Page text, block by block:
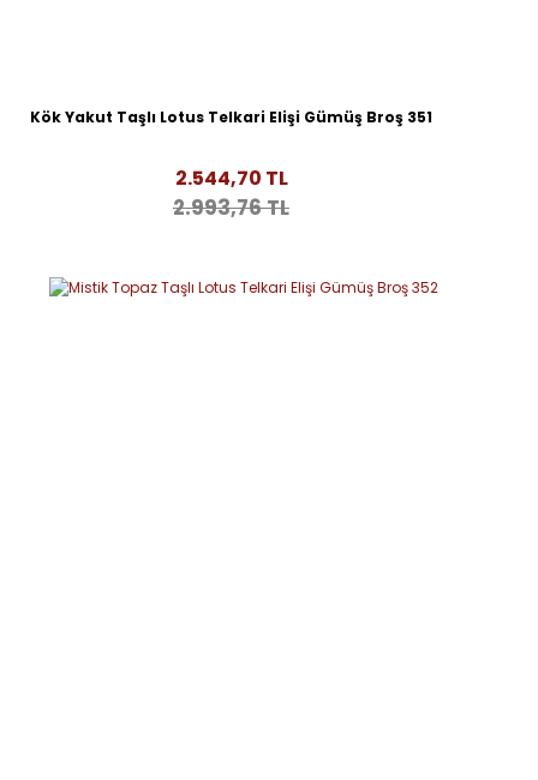
Kök Yakut Taşlı Lotus Telkari Elişi Gümüş Broş 351
2.544,70 TL
2.993,76 TL